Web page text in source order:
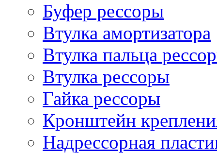
Буфер рессоры
Втулка амортизатора
Втулка пальца
Втулка рессоры
Гайка рессоры
Кронштейн
Надрессорная